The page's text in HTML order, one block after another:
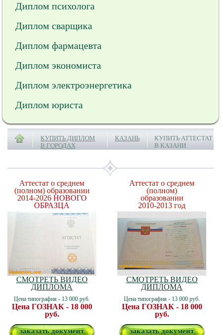
Диплом психолога
Диплом сварщика
Диплом фармацевта
Диплом экономиста
Диплом электроэнергетика
Диплом юриста
КУПИТЬ ДИПЛОМ
В ГОРОДАХ
КАЗАНЬ
КУПИТЬ АТТЕСТАТ
В КАЗАНИ
Аттестат о среднем
(полном) образовании
2014-2026 НОВОГО
ОБРАЗЦА
СМОТРЕТЬ ВИДЕО
ДИПЛОМА
Цена типография - 13 000 руб.
Цена ГОЗНАК - 18 000
руб.
заказать документ
Аттестат о среднем
(полном)
образовании
2010-2013 год
СМОТРЕТЬ ВИДЕО
ДИПЛОМА
Цена типография - 13 000 руб.
Цена ГОЗНАК - 18 000
руб.
заказать документ